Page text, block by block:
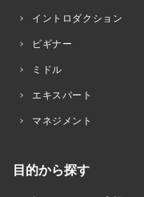
イントロダクション
ビギナー
ミドル
エキスパート
マネジメント
目的から探す